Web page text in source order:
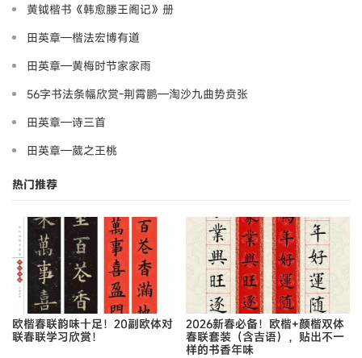
黄钺楷书《韩愈滕王阁记》册
田英章—楷法宏博有道
田英章—黄梅时节家家雨
56字书法条幅欣赏-荆霄鹏—淘沙九曲势贲张
田英章—诗三首
田英章—葳之王桃
热门推荐
欧楷春联韵味十足！20副欧体对
联春联学习欣赏！
2026新春必备！欧楷+颜楷双体
春联套装（含吉语），贴出不一
样的书香年味